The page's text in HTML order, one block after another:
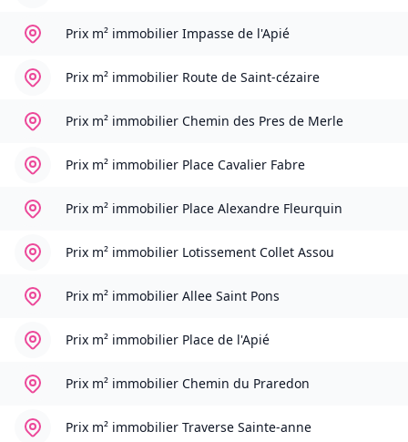
Prix m² immobilier Impasse de l'Apié
Prix m² immobilier Route de Saint-cézaire
Prix m² immobilier Chemin des Pres de Merle
Prix m² immobilier Place Cavalier Fabre
Prix m² immobilier Place Alexandre Fleurquin
Prix m² immobilier Lotissement Collet Assou
Prix m² immobilier Allee Saint Pons
Prix m² immobilier Place de l'Apié
Prix m² immobilier Chemin du Praredon
Prix m² immobilier Traverse Sainte-anne